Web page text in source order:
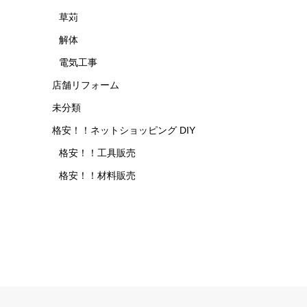
草苅
解体
電気工事
店舗リフォーム
未分類
格安！！ネットショッピング DIY
格安！！工具販売
格安！！材料販売